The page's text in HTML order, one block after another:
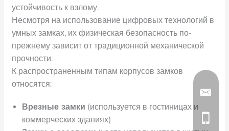
устойчивость к взлому.
Несмотря на использование цифровых технологий в
умных замках, их физическая безопасность по-
прежнему зависит от традиционной механической
прочности.
К распространенным типам корпусов замков
относятся:
Врезные замки (используется в гостиницах и
коммерческих зданиях)